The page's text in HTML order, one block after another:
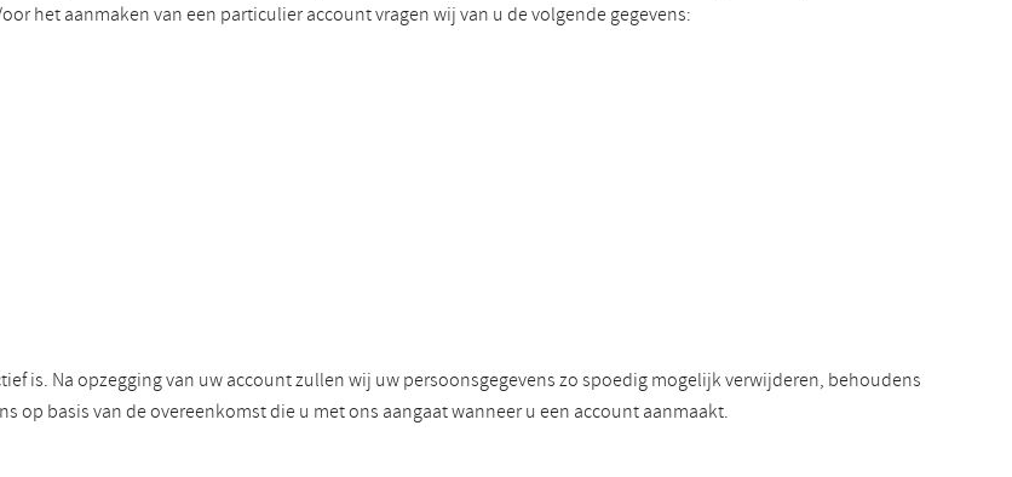
het aanmaken van een particulier account vragen wij van u de volgende gegevens:
is. Na opzegging van uw account zullen wij uw persoonsgegevens zo spoedig mogelijk verwijderen, behoudens
op basis van de overeenkomst die u met ons aangaat wanneer u een account aanmaakt.